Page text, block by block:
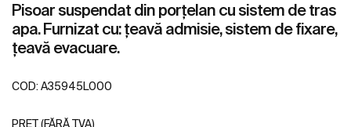
Pisoar suspendat din porţelan cu sistem de tras
apa. Furnizat cu: țeavă admisie, sistem de fixare,
țeavă evacuare.
COD: A35945L000
PREȚ (FĂRĂ TVA)